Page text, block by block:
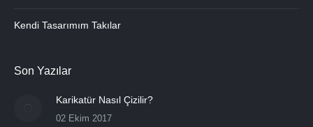
Kendi Tasarımım Takılar
Son Yazılar
Karikatür Nasıl Çizilir?
02 Ekim 2017